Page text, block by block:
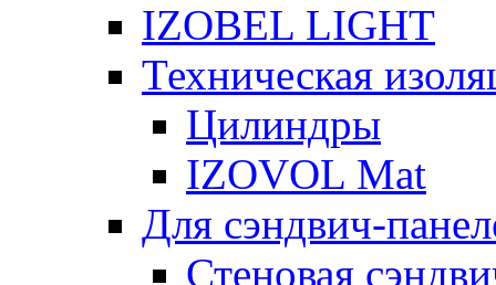
IZOBEL LIGHT
Техническая
Цилиндры
IZOVOL Mat
Для сэндвич-
Стеновая